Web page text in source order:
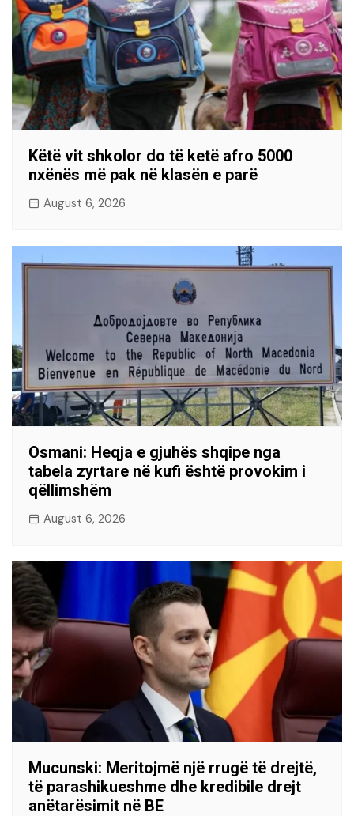
Këtë vit shkolor do të ketë afro 5000
nxënës më pak në klasën e parë
August 6, 2026
Osmani: Heqja e gjuhës shqipe nga
tabela zyrtare në kufi është provokim i
qëllimshëm
August 6, 2026
Mucunski: Meritojmë një rrugë të drejtë,
të parashikueshme dhe kredibile drejt
anëtarësimit në BE